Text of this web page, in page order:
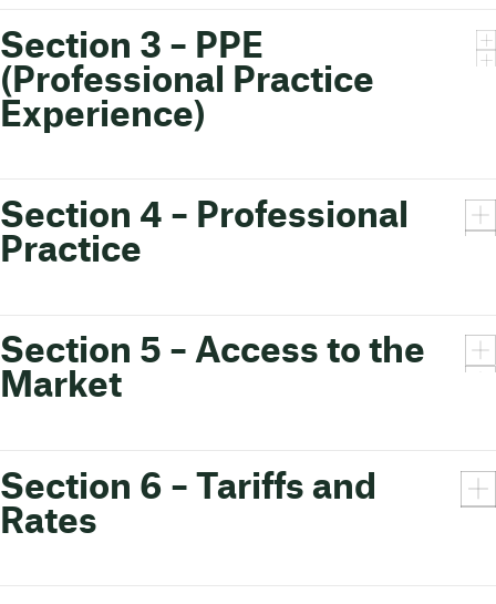
Section 3 – PPE
(Professional Practice
Experience)
Section 4 – Professional
Practice
Section 5 – Access to the
Market
Section 6 – Tariffs and
Rates